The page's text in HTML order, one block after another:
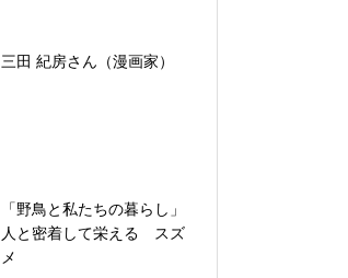
三田 紀房さん（漫画家）
「野鳥と私たちの暮らし」
人と密着して栄える スズ
メ